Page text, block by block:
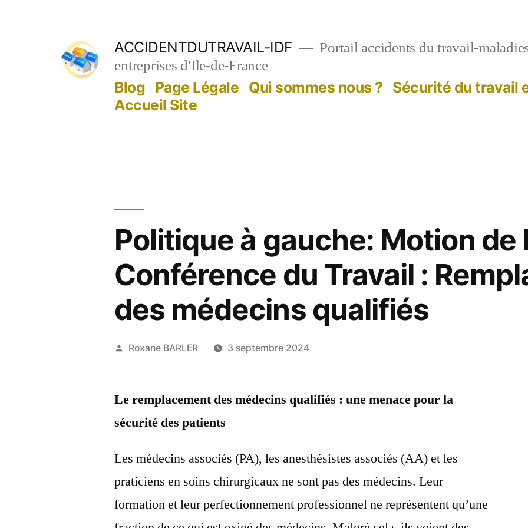
ACCIDENTDUTRAVAIL-IDF
Portail accidents du travail-
entreprises d'Ile-de-France
Blog Page Légale Qui sommes nous ? Sécurité du travail
Accueil Site
Politique à gauche: Motion de
Conférence du Travail :
des médecins qualifiés
Publié
Roxane BARLER 3 septembre 2024
Le remplacement des médecins qualifiés : une menace pour la
sécurité des patients
Les médecins associés (PA), les anesthésistes associés (AA) et les
praticiens en soins chirurgicaux ne sont pas des médecins. Leur
formation et leur perfectionnement professionnel ne représentent qu’une